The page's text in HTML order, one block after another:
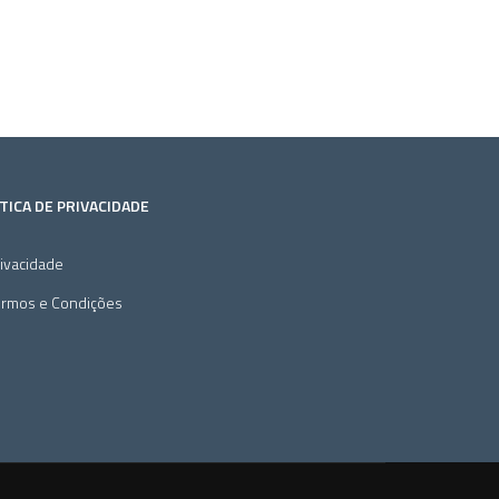
DE PRIVACIDADE
e Condições